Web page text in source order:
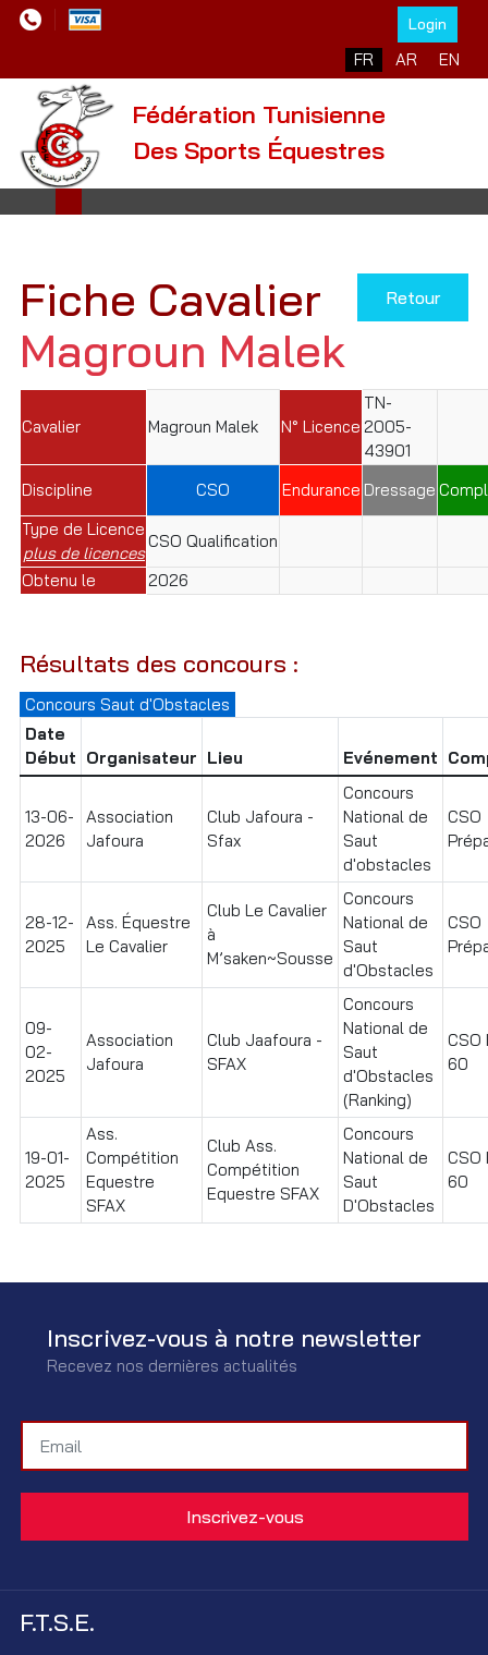
Login
Sélectionnez votre
FR AR EN
Fédération Tunisienne
Des Sports Équestres
Retour
Fiche Cavalier
Magroun Malek
Cavalier Magroun Malek N° Licence
TN-
2005-
43901
Discipline
CSO Endurance Dressage
Type de Licence
plus de licences
CSO Qualification
Obtenu le
2026
Résultats des concours :
Concours Saut d'Obstacles
Date
Début Organisateur Lieu Evénement
13-06-
2026
Association
Jafoura
Club Jafoura -
Sfax
Concours
National de
Saut
d'obstacles
CSO
28-12-
2025
Ass. Équestre
Le Cavalier
Club Le Cavalier
à
M’saken~Sousse
Concours
National de
Saut
d'Obstacles
CSO
09-
02-
2025
Association
Jafoura
Club Jaafoura -
SFAX
Concours
National de
Saut
d'Obstacles
(Ranking)
CSO
60
19-01-
2025
Ass.
Compétition
Equestre
SFAX
Club Ass.
Compétition
Equestre SFAX
Concours
National de
Saut
D'Obstacles
CSO
60
Inscrivez-vous à notre newsletter
Recevez nos dernières actualités
F.T.S.E.